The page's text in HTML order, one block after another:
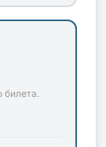
билета.